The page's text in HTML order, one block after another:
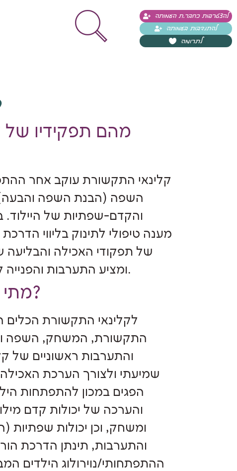
להצטרפות כחבר.ת העמותה
להתנדבות בעמותה
לתרומה
מהם תפקידיו של
קלינאי התקשורת עוקב אחר
השפה (הבנת השפה והבעה)
והקדם-שפתיות של היילוד.
מענה טיפולי לתינוק בליווי
של תפקודי האכילה והבליעה
ומציע התערבות והפנייה לגורמים רלוונטיים אחרים לטיפול במידת הצורך.
מתי פוגשים בקלינאי תקשורת לפגים?
לקלינאי התקשורת
התקשורת, המשחק, השפה
והתערבות ראשוניים של
שמיעתי ולצורך הערכת
הפגים במכון להתפתחות
והערכה של יכולות קדם
ומשחק, וכן יכולות
והתערבות, תינתן הדרכת
ההתפתחותי/נוירולוג